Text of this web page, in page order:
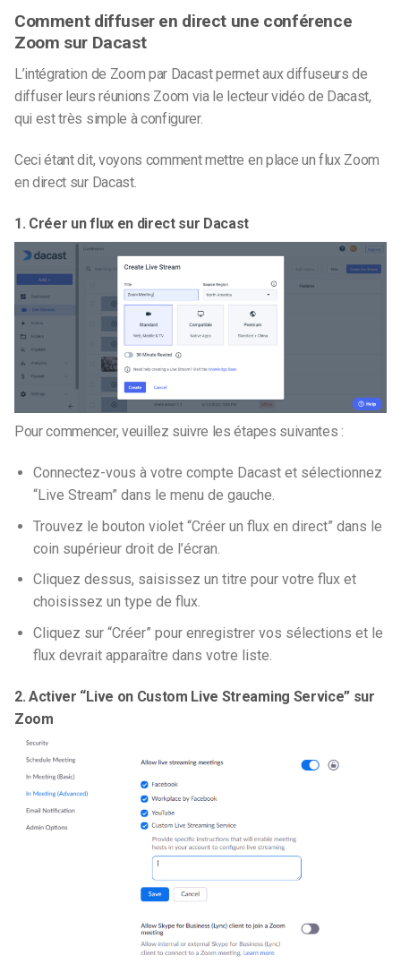
Comment diffuser en direct une conférence
Zoom sur Dacast
L’intégration de Zoom par Dacast permet aux diffuseurs de
diffuser leurs réunions Zoom via le lecteur vidéo de Dacast,
qui est très simple à configurer.
Ceci étant dit, voyons comment mettre en place un flux Zoom
en direct sur Dacast.
1. Créer un flux en direct sur Dacast
Pour commencer, veuillez suivre les étapes suivantes :
Connectez-vous à votre compte Dacast et sélectionnez
“Live Stream” dans le menu de gauche.
Trouvez le bouton violet “Créer un flux en direct” dans le
coin supérieur droit de l’écran.
Cliquez dessus, saisissez un titre pour votre flux et
choisissez un type de flux.
Cliquez sur “Créer” pour enregistrer vos sélections et le
flux devrait apparaître dans votre liste.
2. Activer “Live on Custom Live Streaming Service” sur
Zoom